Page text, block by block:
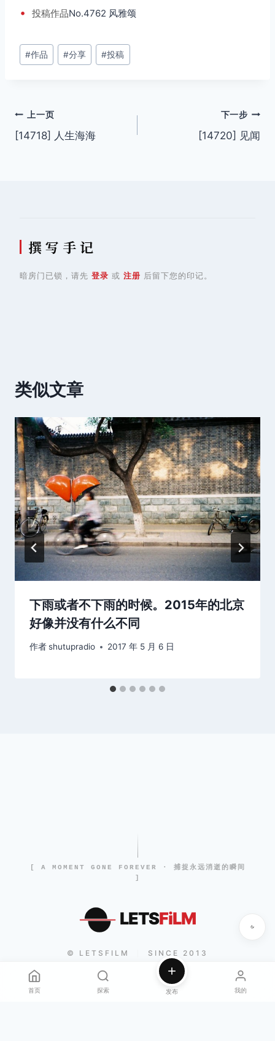
• 投稿作品No.4762 风雅颂
文
章
#作品 #分享 #投稿
文
章
上一页
[14718] 人生海海
下一步
[14720] 见闻
撰 写 手 记
暗房门已锁，请先 登录 或 注册 后留下您的印记。
类似文章
下雨或者不下雨的时候。2015年的北京
好像并没有什么不同
作者shutupradio 2017 年 5 月 6 日
[ A MOMENT GONE FOREVER · 捕捉永远消逝的瞬间
]
LETSFiLM
© LETSFILM SINCE 2013
首页 探索 发布 我的